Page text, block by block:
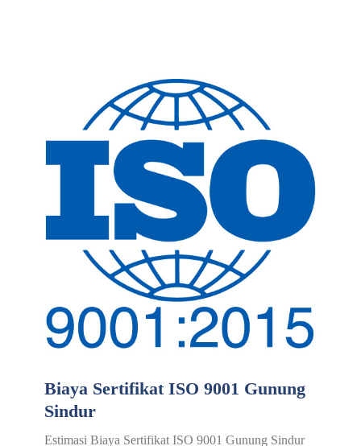
Biaya Sertifikat ISO 9001 Gunung
Sindur
Estimasi Biaya Sertifikat ISO 9001 Gunung Sindur